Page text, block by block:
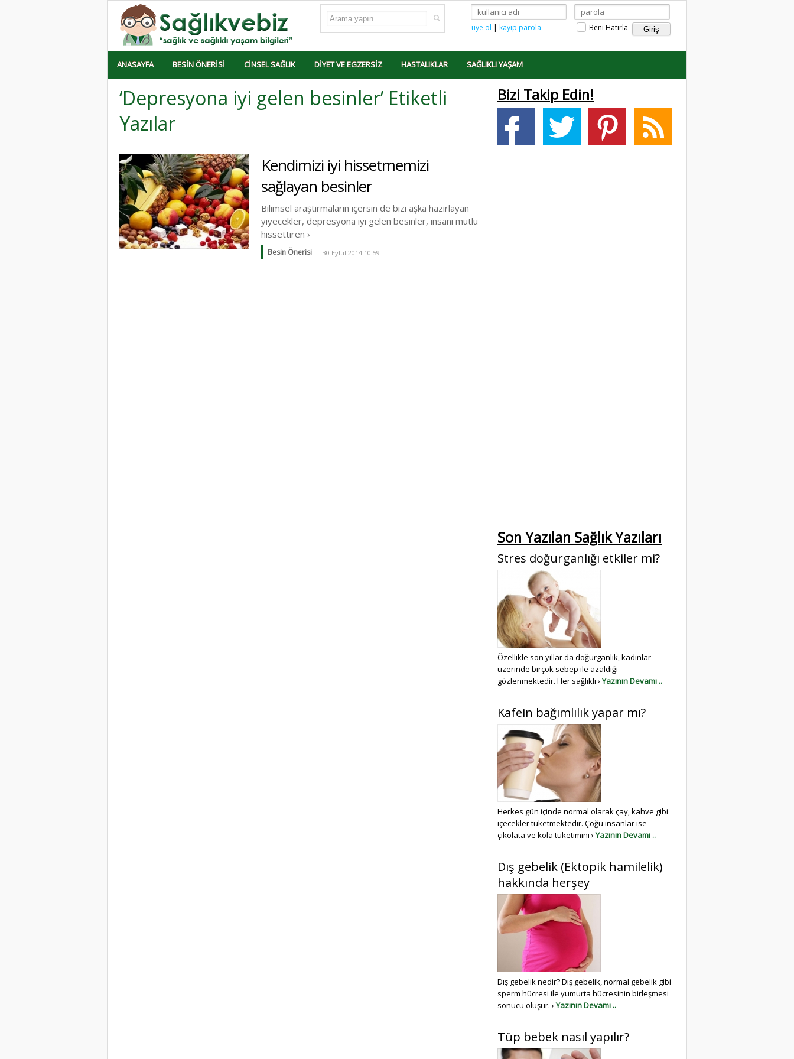
Beni Hatırla
üye ol | kayıp parola
ANASAYFA BESIN ÖNERISI CINSEL SAĞLIK DIYET VE EGZERSIZ HASTALIKLAR SAĞLIKLI YAŞAM
‘Depresyona iyi gelen besinler’ Etiketli
Yazılar
Kendimizi iyi hissetmemizi
sağlayan besinler
Bilimsel araştırmaların içersin de bizi aşka hazırlayan
yiyecekler, depresyona iyi gelen besinler, insanı mutlu
hissettiren ›
Besin Önerisi 30 Eylül 2014 10:59
Bizi Takip Edin!
Son Yazılan Sağlık Yazıları
Stres doğurganlığı etkiler mi?
Özellikle son yıllar da doğurganlık, kadınlar
üzerinde birçok sebep ile azaldığı
gözlenmektedir. Her sağlıklı ›Yazının Devamı ..
Kafein bağımlılık yapar mı?
Herkes gün içinde normal olarak çay, kahve gibi
içecekler tüketmektedir. Çoğu insanlar ise
çikolata ve kola tüketimini ›Yazının Devamı ..
Dış gebelik (Ektopik hamilelik)
hakkında herşey
Dış gebelik nedir? Dış gebelik, normal gebelik gibi
sperm hücresi ile yumurta hücresinin birleşmesi
sonucu oluşur. ›Yazının Devamı ..
Tüp bebek nasıl yapılır?